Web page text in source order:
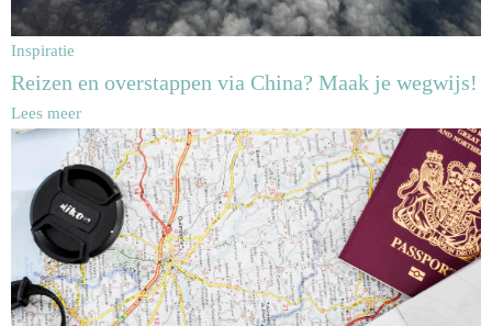
Inspiratie
Reizen en overstappen via China? Maak je wegwijs!
Lees meer